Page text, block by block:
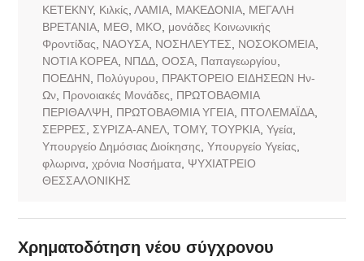
ΚΕΤΕΚΝΥ, Κιλκίς ΛΑΜΙΑ, ΜΑΚΕΔΟΝΙΑ, ΜΕΓΑΛΗ
ΒΡΕΤΑΝΙΑ, ΜΕΘ ΜΚΟ
μονάδες Κοινωνικής
Φροντίδας
ΝΑΟΥΣΑ, ΝΟΣΗΛΕΥΤΕΣ ΝΟΣΟΚΟΜΕΙΑ,
ΝΟΤΙΑ ΚΟΡΕΑ, ΝΠΔΔ, ΟΟΣΑ, Παπαγεωργίου
ΠΟΕΔΗΝ
Πολύγυρου
ΠΡΑΚΤΟΡΕΙΟ ΕΙΔΗΣΕΩΝ Ην-
Ων, Προνοιακές Μονάδες
ΠΡΩΤΟΒΑΘΜΙΑ
ΠΕΡΙΘΑΛΨΗ
ΠΡΩΤΟΒΑΘΜΙΑ ΥΓΕΙΑ, ΠΤΟΛΕΜΑΪΔΑ,
ΣΕΡΡΕΣ
ΣΥΡΙΖΑ-ΑΝΕΛ, ΤΟΜΥ, ΤΟΥΡΚΙΑ, Υγεία,
Υπουργείο Δημόσιας Διοίκησης Υπουργείο Υγείας
φλωρινα, χρόνια Νοσήματα, ΨΥΧΙΑΤΡΕΙΟ
ΘΕΣΣΑΛΟΝΙΚΗΣ
Χρηματοδότηση νέου σύγχρονου